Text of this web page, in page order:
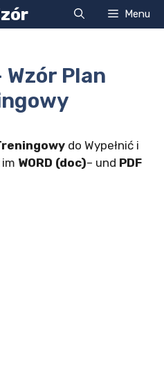
Menu
Plan
do Wypełnić i
WORD (doc)– und PDF